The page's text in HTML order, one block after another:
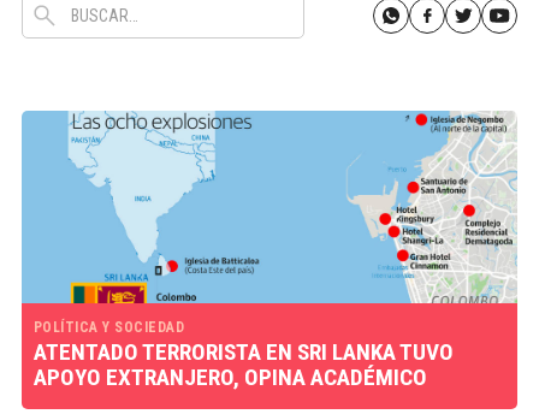
POLÍTICA Y SOCIEDAD
ATENTADO TERRORISTA EN SRI LANKA TUVO
APOYO EXTRANJERO, OPINA ACADÉMICO